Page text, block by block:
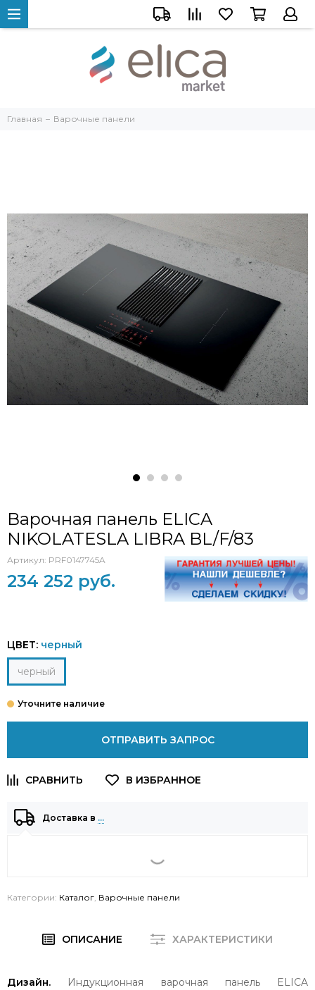
Главная Варочные панели
Варочная панель ELICA
NIKOLATESLA LIBRA BL/F/83
Артикул: PRF0147745A
234 252 руб.
ЦВЕТ: черный
черный
ОТПРАВИТЬ ЗАПРОС
Доставка в …
Категории: Каталог, Варочные панели
ОПИСАНИЕ ХАРАКТЕРИСТИКИ
Дизайн. Индукционная варочная панель ELICA